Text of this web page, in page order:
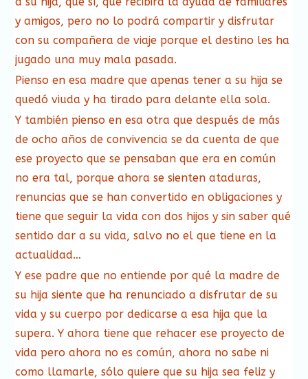
y amigos, pero no lo podrá compartir y disfrutar
con su compañera de viaje porque el destino les ha
jugado una muy mala pasada.
Pienso en esa madre que apenas tener a su hija se
quedó viuda y ha tirado para delante ella sola.
Y también pienso en esa otra que después de más
de ocho años de convivencia se da cuenta de que
ese proyecto que se pensaban que era en común
no era tal, porque ahora se sienten ataduras,
renuncias que se han convertido en obligaciones y
tiene que seguir la vida con dos hijos y sin saber qué
sentido dar a su vida, salvo no el que tiene en la
actualidad…
Y ese padre que no entiende por qué la madre de
su hija siente que ha renunciado a disfrutar de su
vida y su cuerpo por dedicarse a esa hija que la
supera. Y ahora tiene que rehacer ese proyecto de
vida pero ahora no es común, ahora no sabe ni
como llamarle, sólo quiere que su hija sea feliz y